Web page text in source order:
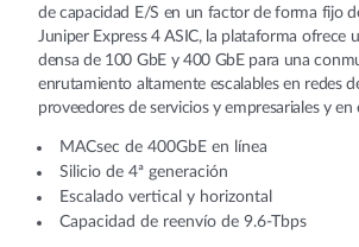
de capacidad E/S en un factor de forma fijo
Juniper Express 4 ASIC, la plataforma ofrece
densa de 100 GbE y 400 GbE para una
enrutamiento altamente escalables en redes
proveedores de servicios y empresariales y
MACsec de 400GbE en línea
Silicio de 4ª generación
Escalado vertical y horizontal
Capacidad de reenvío de 9.6-Tbps